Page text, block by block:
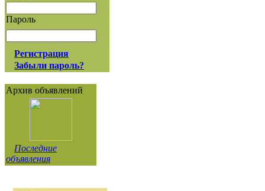
Пароль
Регистрация
Забыли пароль?
Архив объявлений
Последние
объявления